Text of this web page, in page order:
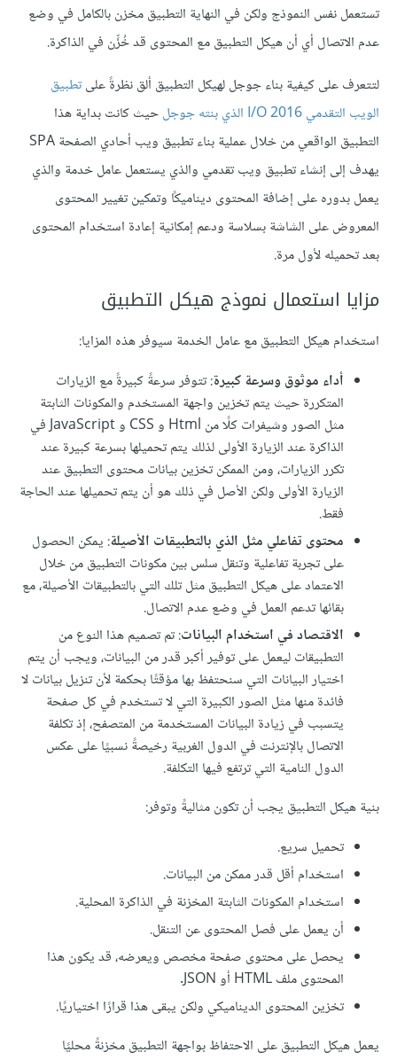
تستعمل نفس النموذج ولكن في النهاية التطبيق مخزن بالكامل في وضع
عدم الاتصال أي أن هيكل التطبيق مع المحتوى قد خُزِّن في الذاكرة.
لتتعرف على كيفية بناء جوجل لهيكل التطبيق ألق نظرةً علىتطبيق
الويب التقدمي I/O 2016 الذي بنته جوجل
حيث كانت بداية هذا
التطبيق الواقعي من خلال عملية بناء تطبيق ويب أحادي الصفحة SPA
يهدف إلى إنشاء تطبيق ويب تقدمي والذي يستعمل عامل خدمة والذي
يعمل بدوره على إضافة المحتوى ديناميكًا وتمكين تغيير المحتوى
المعروض على الشاشة بسلاسة ودعم إمكانية إعادة استخدام المحتوى
بعد تحميله لأول مرة.
مزايا استعمال نموذج هيكل التطبيق
استخدام هيكل التطبيق مع عامل الخدمة سيوفر هذه المزايا:
أداء موثوق وسرعة كبيرة: تتوفر سرعةً كبيرةً مع الزيارات
المتكررة حيث يتم تخزين واجهة المستخدم والمكونات الثابتة
مثل الصور وشيفرات كلًا من Html و CSS و JavaScript في
الذاكرة عند الزيارة الأولى لذلك يتم تحميلها بسرعة كبيرة عند
تكرر الزيارات، ومن الممكن تخزين بيانات محتوى التطبيق عند
الزيارة الأولى ولكن الأصل في ذلك هو أن يتم تحميلها عند الحاجة
فقط.
محتوى تفاعلي مثل الذي بالتطبيقات الأصيلة: يمكن الحصول
على تجربة تفاعلية وتنقل سلس بين مكونات التطبيق من خلال
الاعتماد على هيكل التطبيق مثل تلك التي بالتطبيقات الأصيلة، مع
بقائها تدعم العمل في وضع عدم الاتصال.
الاقتصاد في استخدام البيانات: تم تصميم هذا النوع من
التطبيقات ليعمل على توفير أكبر قدر من البيانات، ويجب أن يتم
اختيار البيانات التي سنحتفظ بها مؤقتًا بحكمة لأن تنزيل بيانات لا
فائدة منها مثل الصور الكبيرة التي لا تستخدم في كل صفحة
يتسبب في زيادة البيانات المستخدمة من المتصفح، إذ تكلفة
الاتصال بالإنترنت في الدول الغربية رخيصةً نسبيًا على عكس
الدول النامية التي ترتفع فيها التكلفة.
بنية هيكل التطبيق يجب أن تكون مثاليةً وتوفر:
تحميل سريع.
استخدام أقل قدر ممكن من البيانات.
استخدام المكونات الثابتة المخزنة في الذاكرة المحلية.
أن يعمل على فصل المحتوى عن التنقل.
يحصل على محتوى صفحة مخصص ويعرضه، قد يكون هذا
المحتوى ملف HTML أو JSON.
تخزين المحتوى الديناميكي ولكن يبقى هذا قرارًا اختياريًا.
يعمل هيكل التطبيق على الاحتفاظ بواجهة التطبيق مخزنةً محليًا